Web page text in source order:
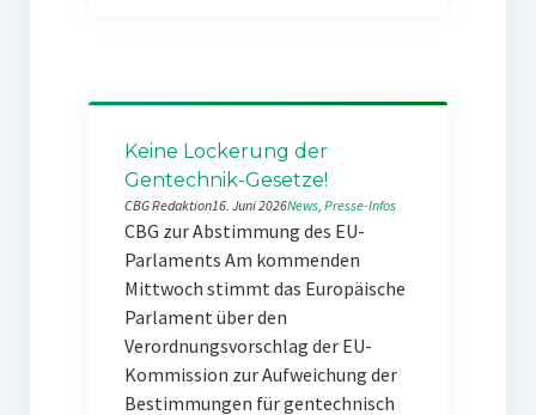
Keine Lockerung der
Gentechnik-Gesetze!
CBG Redaktion16. Juni 2026News, Presse-Infos
CBG zur Abstimmung des EU-
Parlaments Am kommenden
Mittwoch stimmt das Europäische
Parlament über den
Verordnungsvorschlag der EU-
Kommission zur Aufweichung der
Bestimmungen für gentechnisch